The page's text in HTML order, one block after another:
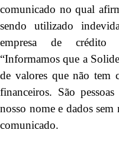
comunicado no qual
sendo utilizado
empresa de crédito
“Informamos que a
de valores que não tem
financeiros. São
nosso nome e dados
comunicado.